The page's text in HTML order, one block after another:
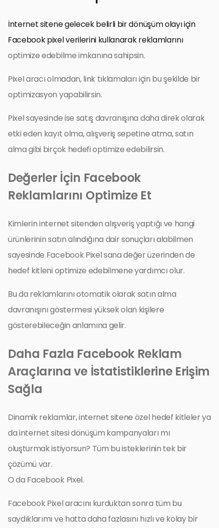
İnternet sitene gelecek belirli bir dönüşüm olayı için
Facebook pixel verilerini kullanarak reklamlarını
optimize edebilme imkanına sahipsin.
Pixel aracı olmadan, link tıklamaları için bu şekilde bir
optimizasyon yapabilirsin.
Pixel sayesinde ise satış davranışına daha direk olarak
etki eden kayıt olma, alışveriş sepetine atma, satın
alma gibi birçok hedefi optimize edebilirsin.
Değerler İçin Facebook
Reklamlarını Optimize Et
Kimlerin internet sitenden alışveriş yaptığı ve hangi
ürünlerinin satın alındığına dair sonuçları alabilmen
sayesinde Facebook Pixel sana değer üzerinden de
hedef kitleni optimize edebilmene yardımcı olur.
Bu da reklamlarını otomatik olarak satın alma
davranışını göstermesi yüksek olan kişilere
gösterebileceğin anlamına gelir.
Daha Fazla Facebook Reklam
Araçlarına ve İstatistiklerine Erişim
Sağla
Dinamik reklamlar, internet sitene özel hedef kitleler ya
da internet sitesi dönüşüm kampanyaları mı
oluşturmak istiyorsun? Tüm bu isteklerinin tek bir
çözümü var.
O da Facebook Pixel.
Facebook Pixel aracını kurduktan sonra tüm bu
saydıklarımı ve hatta daha fazlasını hızlı ve kolay bir